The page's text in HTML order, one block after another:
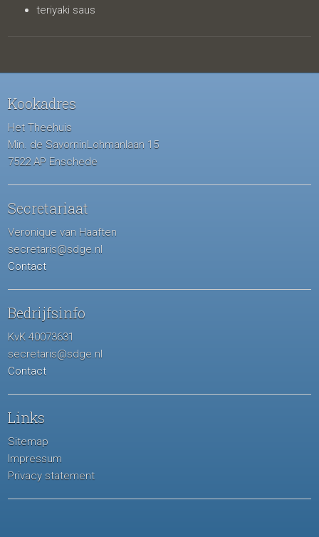
teriyaki saus
Kookadres
Het Theehuis
Min. de SavorninLohmanlaan 15
7522 AP Enschede
Secretariaat
Veronique van Haaften
secretaris@sdge.nl
Contact
Bedrijfsinfo
KvK 40073631
secretaris@sdge.nl
Contact
Links
Sitemap
Impressum
Privacy statement